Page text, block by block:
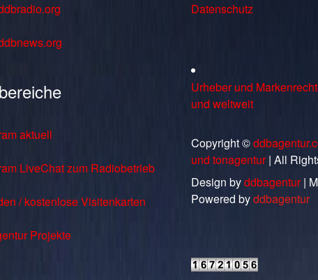
aktuell
LiveChat zum Radiobetrieb
/ kostenlose Visitenkarten
Projekte
Datenschutz
Urheber und
und weltweit
Copyright ©
und tonagentur| All
Design byddbagentur|
Powered byddbagentur